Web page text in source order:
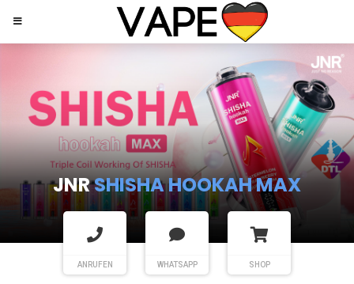
JNRSHISHA HOOKAH MAX
ANRUFEN WHATSAPP SHOP